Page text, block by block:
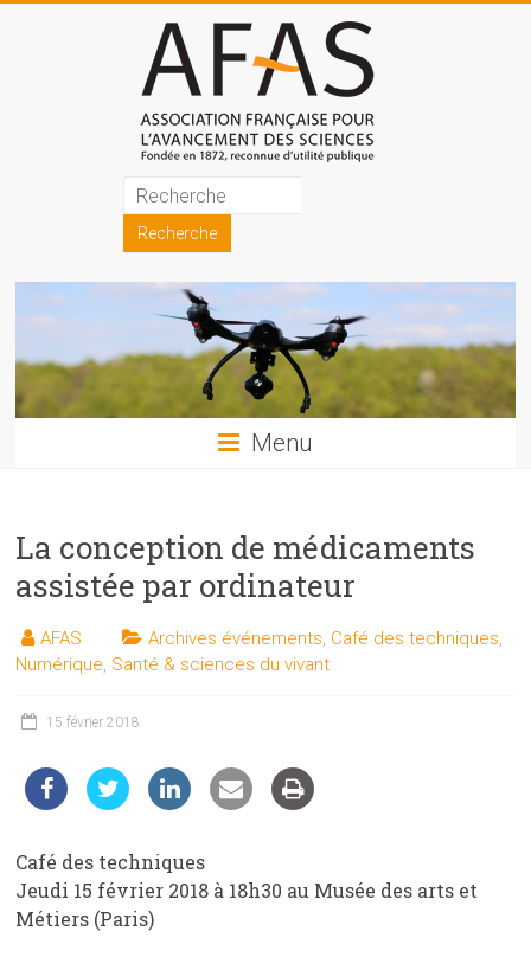
Association
française
pour
l'avancement
des
sciences
les
sciences
et
les
techniques
du
Menu
La conception de médicaments
assistée par ordinateur
AFAS Archives événements Café des techniques
Numérique Santé & sciences du vivant
15 février 2018
Café des techniques
Jeudi 15 février 2018 à 18h30 au Musée des arts et
Métiers (Paris)